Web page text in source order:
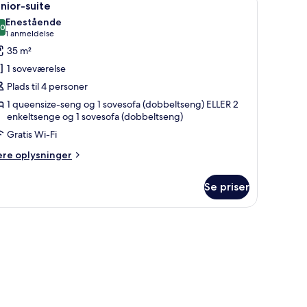
5 suite
ud af 10
Enestående
1 anmeldelse
(1
anmeldelse)
35 m²
1 soveværelse
Plads til 4 personer
1 queensize-seng og 1 sovesofa (dobbeltseng) ELLER 2
enkeltsenge og 1 sovesofa (dobbeltseng)
Gratis Wi-Fi
oplysninger
Se priser